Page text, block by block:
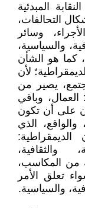
المبدئية
التحالفات،
وسائر
والسياسية،
كما هو الشأن
لأن
يصير من
وباقي
على أن تكون
والواقع، الذي
والثقافية،
من المكاسب،
تعلق الأمر
والسياسية.